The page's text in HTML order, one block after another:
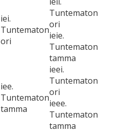
iei.
Tuntematon
ori
Tuntematon
ori
ieie.
Tuntematon
tamma
iee.
Tuntematon
tamma
ieei.
Tuntematon
ori
ieee.
Tuntematon
tamma